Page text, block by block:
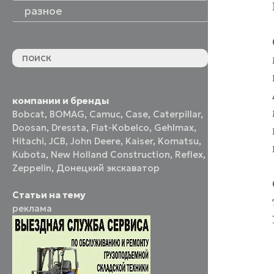
разное
компании и бренды
Bobcat, BOMAG, Camuc, Case, Caterpillar,
Doosan, Dressta, Fiat-Kobelco, Gehlmax,
Hitachi,JCB,John Deere, Kaiser, Komatsu,
Kubota, New Holland Construction, Reflex,
Zeppelin, Донецкий экскаватор
Статьи на тему
реклама